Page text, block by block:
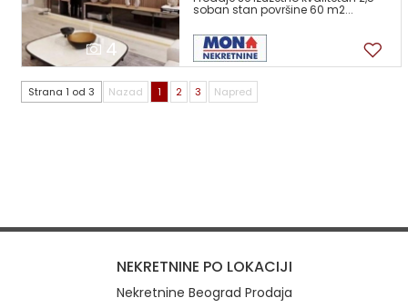
4
soban stan površine 60 m2...
Strana 1 od 3 Nazad 1 2 3 Napred
NEKRETNINE PO LOKACIJI
Nekretnine Beograd Prodaja